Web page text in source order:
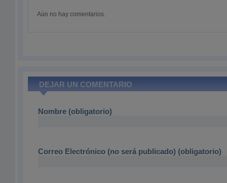
Aún no hay comentarios.
DEJAR UN COMENTARIO
Nombre (obligatorio)
Correo Electrónico (no será publicado) (obligatorio)